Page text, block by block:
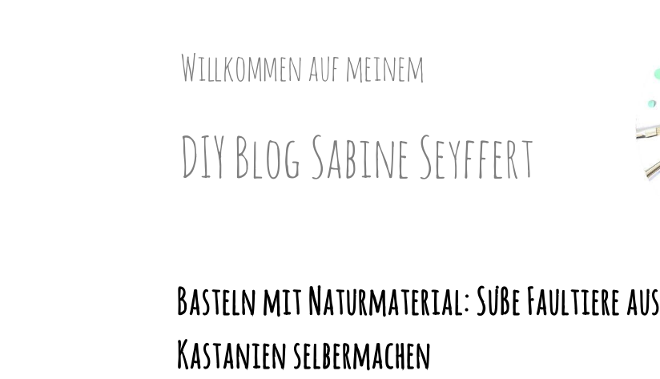
Willkommen auf meinem
DIY Blog Sabine Seyffert
Basteln mit Naturmaterial: Süße Faultiere aus
Kastanien selbermachen